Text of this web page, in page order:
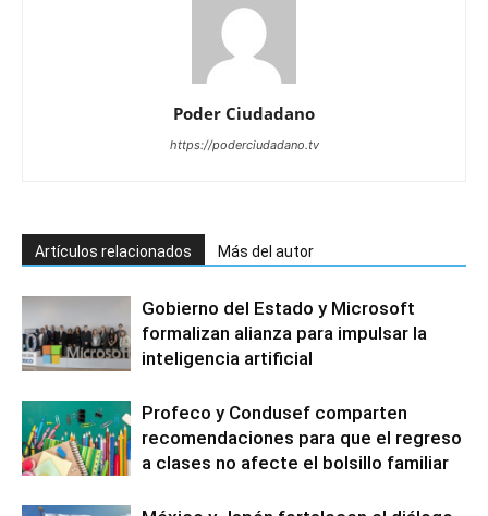
Poder Ciudadano
https://poderciudadano.tv
Artículos relacionados Más del autor
Gobierno del Estado y Microsoft
formalizan alianza para impulsar la
inteligencia artificial
Profeco y Condusef comparten
recomendaciones para que el regreso
a clases no afecte el bolsillo familiar